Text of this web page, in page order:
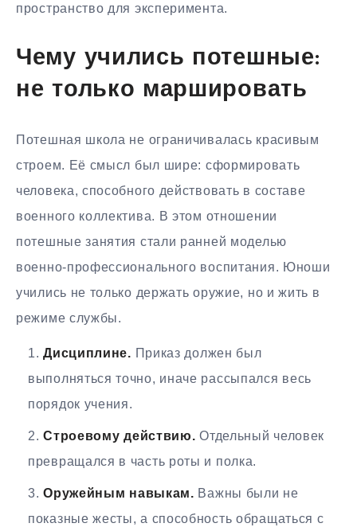
пространство для эксперимента.
Чему учились потешные:
не только маршировать
Потешная школа не ограничивалась красивым
строем. Её смысл был шире: сформировать
человека, способного действовать в составе
военного коллектива. В этом отношении
потешные занятия стали ранней моделью
военно-профессионального воспитания. Юноши
учились не только держать оружие, но и жить в
режиме службы.
Дисциплине. Приказ должен был
выполняться точно, иначе рассыпался весь
порядок учения.
Строевому действию. Отдельный человек
превращался в часть роты и полка.
Оружейным навыкам. Важны были не
показные жесты, а способность обращаться с